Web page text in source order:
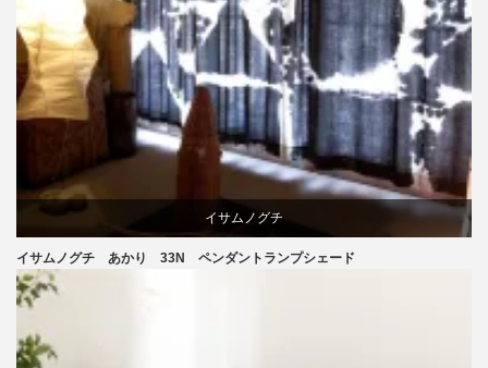
イサムノグチ
イサムノグチ あかり 33N ペンダントランプシェード